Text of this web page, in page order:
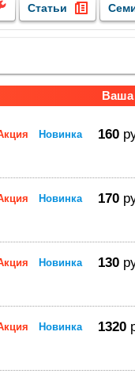
Статьи
Ваша
Новинка 160
Новинка 170
Новинка 130
Новинка 1320